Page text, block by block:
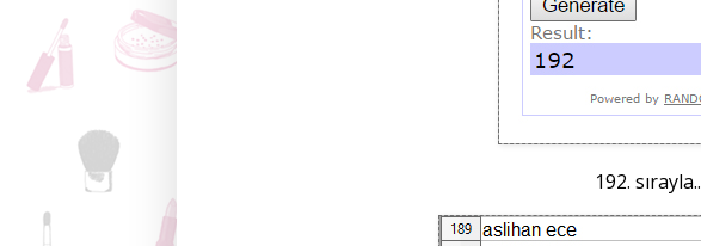
192. sırayla..